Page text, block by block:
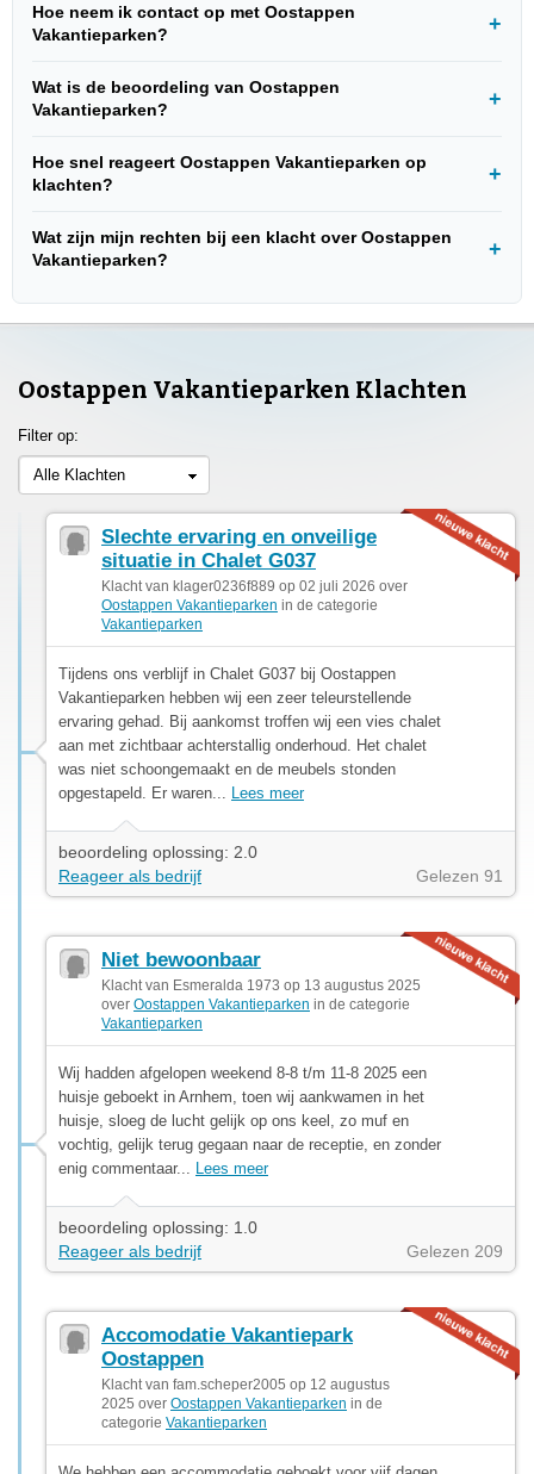
Hoe neem ik contact op met Oostappen
Vakantieparken?
Wat is de beoordeling van Oostappen
Vakantieparken?
Hoe snel reageert Oostappen Vakantieparken op
klachten?
Wat zijn mijn rechten bij een klacht over Oostappen
Vakantieparken?
Oostappen Vakantieparken Klachten
Filter op:
Alle Klachten
Slechte ervaring en onveilige
situatie in Chalet G037
Klacht van klager0236f889 op 02 juli 2026 over
Oostappen Vakantieparken in de categorie
Vakantieparken
Tijdens ons verblijf in Chalet G037 bij Oostappen
Vakantieparken hebben wij een zeer teleurstellende
ervaring gehad. Bij aankomst troffen wij een vies chalet
aan met zichtbaar achterstallig onderhoud. Het chalet
was niet schoongemaakt en de meubels stonden
opgestapeld. Er waren... Lees meer
beoordeling oplossing: 2.0
Reageer als bedrijf
Gelezen 91
Niet bewoonbaar
Klacht van Esmeralda 1973 op 13 augustus 2025
over Oostappen Vakantieparken in de categorie
Vakantieparken
Wij hadden afgelopen weekend 8-8 t/m 11-8 2025 een
huisje geboekt in Arnhem, toen wij aankwamen in het
huisje, sloeg de lucht gelijk op ons keel, zo muf en
vochtig, gelijk terug gegaan naar de receptie, en zonder
enig commentaar... Lees meer
beoordeling oplossing: 1.0
Reageer als bedrijf
Gelezen 209
Accomodatie Vakantiepark
Oostappen
Klacht van fam.scheper2005 op 12 augustus
2025 over Oostappen Vakantieparken in de
categorie Vakantieparken